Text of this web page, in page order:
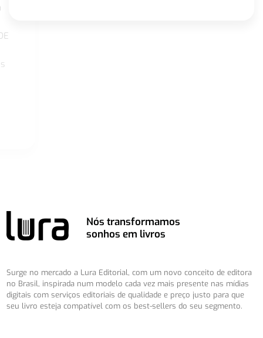
Nós transformamos
sonhos em livros
Surge no mercado a Lura Editorial, com um novo conceito de editora
no Brasil, inspirada num modelo cada vez mais presente nas mídias
digitais com serviços editoriais de qualidade e preço justo para que
seu livro esteja compatível com os best-sellers do seu segmento.